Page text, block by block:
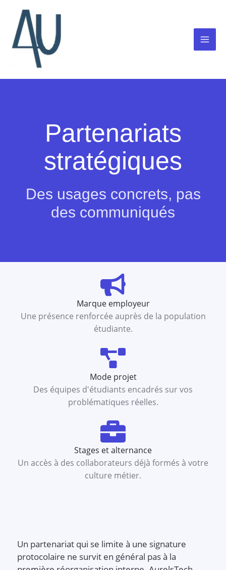
contenu
Partenariats
stratégiques
Des usages concrets, pas
des communiqués
Marque employeur
Une présence renforcée auprès de la population
étudiante.
Mode projet
Des équipes d'étudiants encadrés sur vos
problématiques réelles.
Stages et alternance
Un accès à des collaborateurs déjà formés à votre
culture métier.
Un partenariat qui se limite à une signature
protocolaire ne survit en général pas à la